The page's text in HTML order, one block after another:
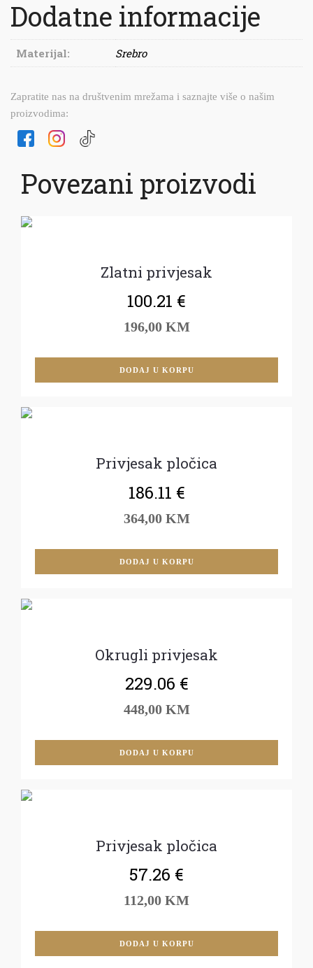
Dodatne informacije
Materijal: Srebro
Zapratite nas na društvenim mrežama i saznajte više o našim
proizvodima:
Povezani proizvodi
Zlatni privjesak
100.21 €
196,00 KM
DODAJ U KORPU
Privjesak pločica
186.11 €
364,00 KM
DODAJ U KORPU
Okrugli privjesak
229.06 €
448,00 KM
DODAJ U KORPU
Privjesak pločica
57.26 €
112,00 KM
DODAJ U KORPU